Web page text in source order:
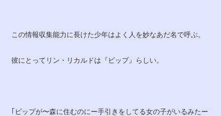
この情報収集能力に長けた少年はよく人を妙なあだ名で呼ぶ。
彼にとってリン・リカルドは『ビップ』らしい。
｢ビップが〜森に住むのにー手引きをしてる女の子がいるみたー